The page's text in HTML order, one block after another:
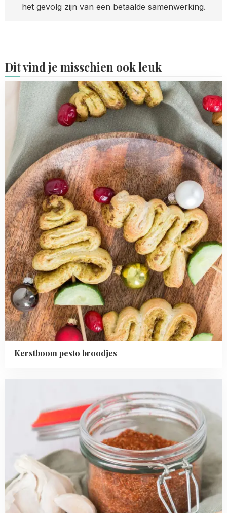
het gevolg zijn van een betaalde samenwerking.
Dit vind je misschien ook leuk
Kerstboom pesto broodjes
Read
Kerstboom
broodjes
kruidenmix